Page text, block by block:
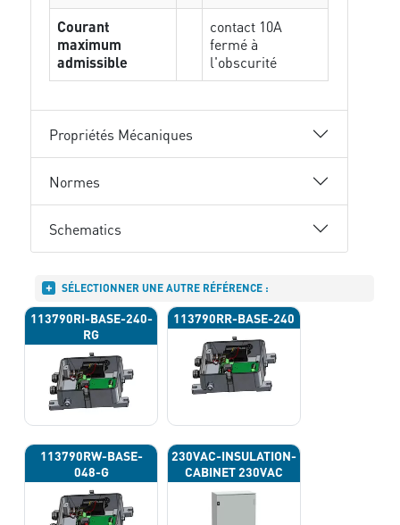
Courant
maximum
admissible
contact 10A
fermé à
l'obscurité
Propriétés Mécaniques
Normes
Schematics
SÉLECTIONNER UNE AUTRE RÉFÉRENCE :
113790RI-BASE-240-
RG
113790RR-BASE-240
113790RW-BASE-
048-G
230VAC-INSULATION-
CABINET 230VAC